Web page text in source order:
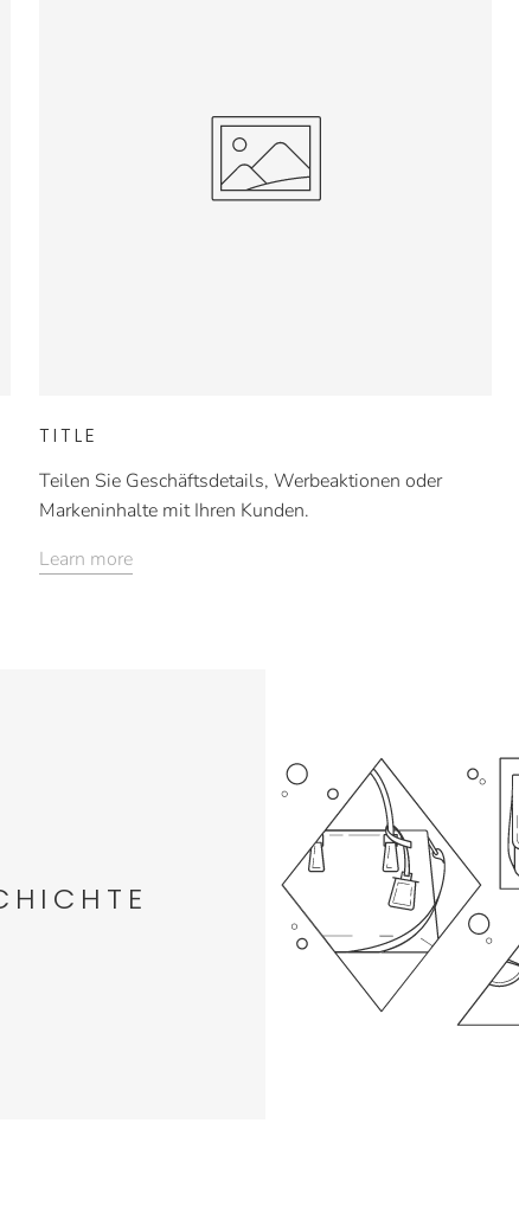
TITLE
Teilen Sie Geschäftsdetails, Werbeaktionen oder
Markeninhalte mit Ihren Kunden.
Learn more